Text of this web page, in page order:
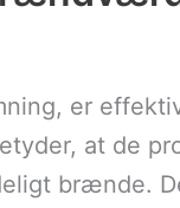
er
at de
brænde.